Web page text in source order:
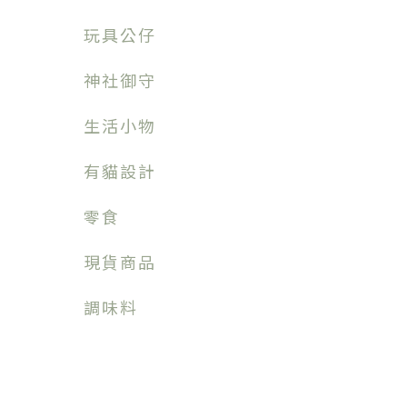
玩具公仔
神社御守
生活小物
有貓設計
零食
現貨商品
調味料